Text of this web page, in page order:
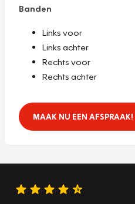
Banden
Links voor
Links achter
Rechts voor
Rechts achter
MAAK NU EEN AFSPRAAK!